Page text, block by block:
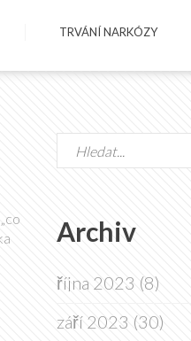
TRVÁNÍ NARKÓZY
Archiv
října 2023 (8)
září 2023 (30)